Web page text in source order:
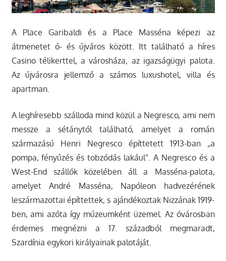
A Place Garibaldi és a Place Masséna képezi az
átmenetet ó- és újváros között. Itt található a híres
Casino télikerttel, a városháza, az igazságügyi palota.
Az újvárosra jellemző a számos luxushotel, villa és
apartman.
A leghíresebb szálloda mind közül a Negresco, ami nem
messze a sétánytól található, amelyet a román
származású Henri Negresco építtetett 1913-ban „a
pompa, fényűzés és tobzódás lakául”. A Negresco és a
West-End szállók közelében áll a Masséna-palota,
amelyet André Masséna, Napóleon hadvezérének
leszármazottai építtettek, s ajándékoztak Nizzának 1919-
ben, ami azóta így múzeumként üzemel. Az óvárosban
érdemes megnézni a 17. századból megmaradt,
Szardínia egykori királyainak palotáját.